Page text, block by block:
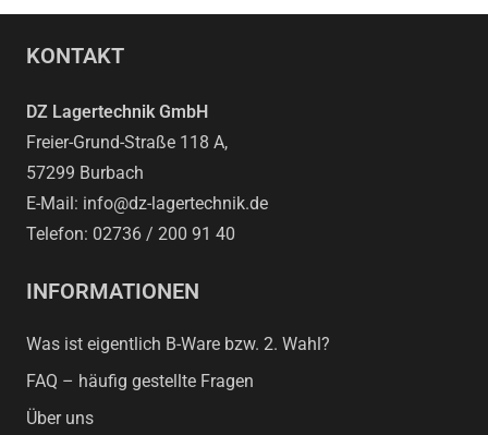
KONTAKT
DZ Lagertechnik GmbH
Freier-Grund-Straße 118 A,
57299 Burbach
E-Mail: info@dz-lagertechnik.de
Telefon: 02736 / 200 91 40
INFORMATIONEN
Was ist eigentlich B-Ware bzw. 2. Wahl?
FAQ – häufig gestellte Fragen
Über uns